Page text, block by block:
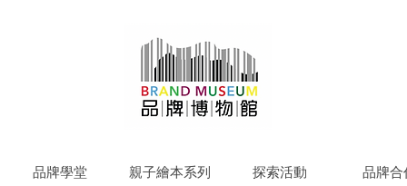
品牌學堂 親子繪本系列 探索活動 品牌